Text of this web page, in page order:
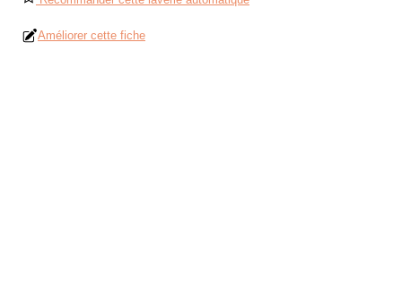
Améliorer cette fiche